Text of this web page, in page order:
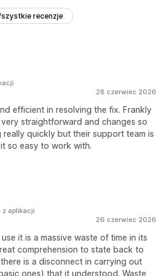
recenzje
28 czerwiec 2026
efficient in resolving the fix. Frankly
straightforward and changes so
quickly but their support team is
so easy to work with.
26 czerwiec 2026
it is a massive waste of time in its
comprehension to state back to
is a disconnect in carrying out
ones) that it understood. Waste
z aplikacji